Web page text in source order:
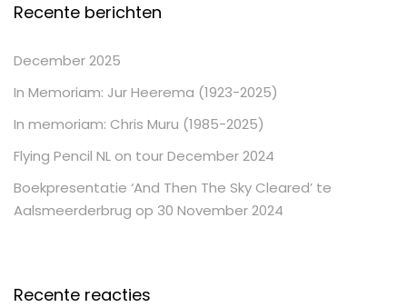
Recente berichten
December 2025
In Memoriam: Jur Heerema (1923-2025)
In memoriam: Chris Muru (1985-2025)
Flying Pencil NL on tour December 2024
Boekpresentatie ‘And Then The Sky Cleared’ te
Aalsmeerderbrug op 30 November 2024
Recente reacties